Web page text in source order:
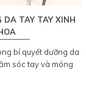
DA TAY TAY XINH
bí quyết dưỡng da
sóc tay và móng